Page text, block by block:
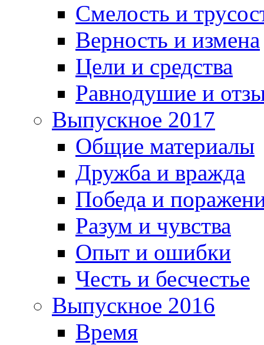
Смелость и
Верность и измена
Цели и средства
Равнодушие и
Выпускное 2017
Общие материалы
Дружба и вражда
Победа и
Разум и чувства
Опыт и ошибки
Честь и бесчестье
Выпускное 2016
Время